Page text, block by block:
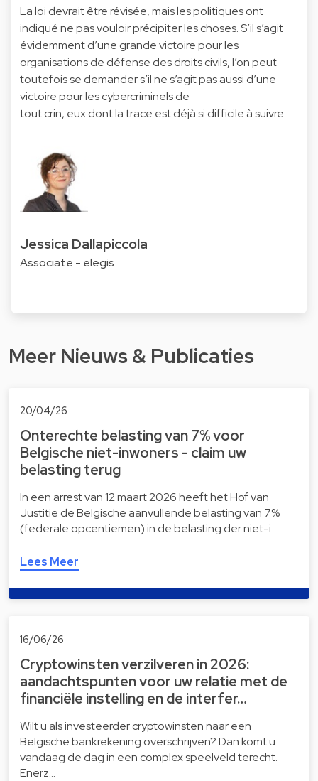
La loi devrait être révisée, mais les politiques ont
indiqué ne pas vouloir précipiter les choses. S’il s’agit
évidemment d’une grande victoire pour les
organisations de défense des droits civils, l’on peut
toutefois se demander s’il ne s’agit pas aussi d’une
victoire pour les cybercriminels de
tout crin, eux dont la trace est déjà si difficile à suivre.
Jessica Dallapiccola
Associate - elegis
Meer Nieuws & Publicaties
20/04/26
Onterechte belasting van 7% voor
Belgische niet-inwoners - claim uw
belasting terug
In een arrest van 12 maart 2026 heeft het Hof van
Justitie de Belgische aanvullende belasting van 7%
(federale opcentiemen) in de belasting der niet-i…
Lees Meer
16/06/26
Cryptowinsten verzilveren in 2026:
aandachtspunten voor uw relatie met de
financiële instelling en de interfer…
Wilt u als investeerder cryptowinsten naar een
Belgische bankrekening overschrijven? Dan komt u
vandaag de dag in een complex speelveld terecht.
Enerz…